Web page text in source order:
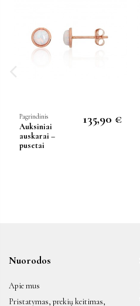
Pagrindinis
Auksiniai
auskarai –
pusetai
135,90 €
Nuorodos
Apie mus
Pristatymas, prekių keitimas,